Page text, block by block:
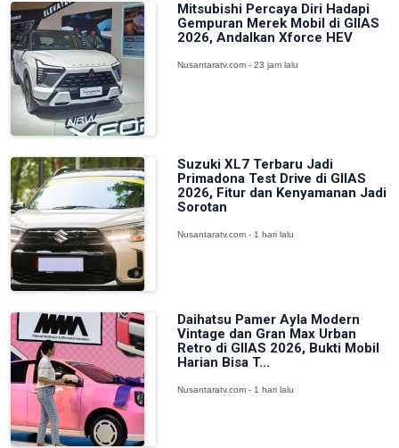
Mitsubishi Percaya Diri Hadapi
Gempuran Merek Mobil di GIIAS
2026, Andalkan Xforce HEV
Nusantaratv.com - 23 jam lalu
Suzuki XL7 Terbaru Jadi
Primadona Test Drive di GIIAS
2026, Fitur dan Kenyamanan Jadi
Sorotan
Nusantaratv.com - 1 hari lalu
Daihatsu Pamer Ayla Modern
Vintage dan Gran Max Urban
Retro di GIIAS 2026, Bukti Mobil
Harian Bisa T...
Nusantaratv.com - 1 hari lalu